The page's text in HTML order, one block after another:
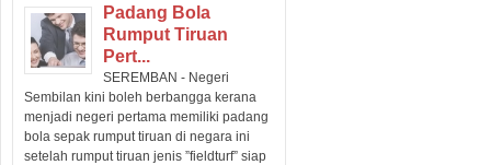
Padang Bola
Rumput Tiruan
Pert...
SEREMBAN - Negeri
Sembilan kini boleh berbangga kerana
menjadi negeri pertama memiliki padang
bola sepak rumput tiruan di negara ini
setelah rumput tiruan jenis ”fieldturf” siap